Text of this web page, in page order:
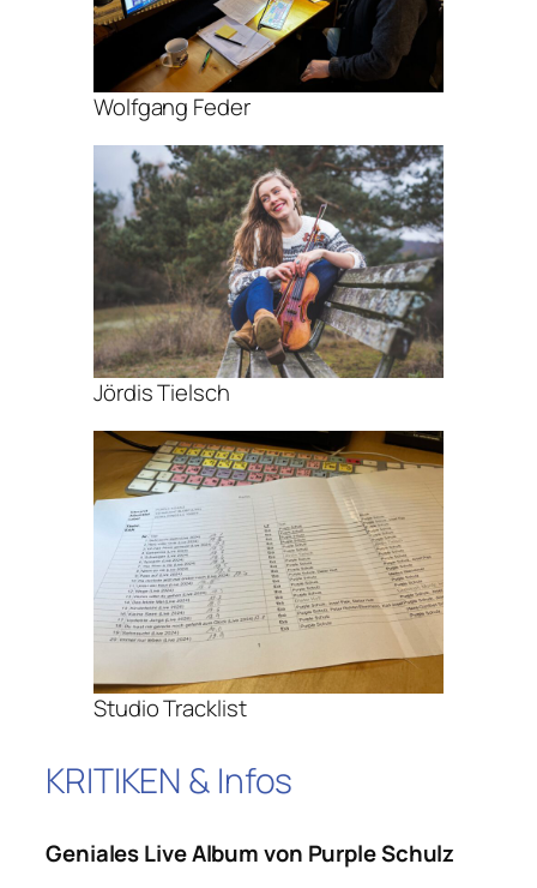
Wolfgang Feder
Jördis Tielsch
Studio Tracklist
KRITIKEN & Infos
Geniales Live Album von Purple Schulz